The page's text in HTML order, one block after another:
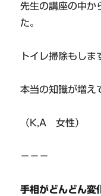
先生の講座の中か
た。
トイレ掃除もしま
本当の知識が増え
（K,A 女性）
－－－
手相がどんどん変